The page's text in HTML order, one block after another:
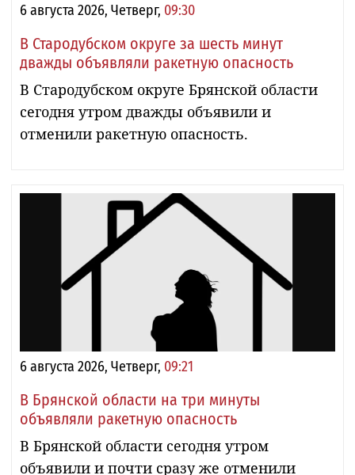
6 августа 2026, Четверг, 09:30
В Стародубском округе за шесть минут
дважды объявляли ракетную опасность
В Стародубском округе Брянской области
сегодня утром дважды объявили и
отменили ракетную опасность.
6 августа 2026, Четверг, 09:21
В Брянской области на три минуты
объявляли ракетную опасность
В Брянской области сегодня утром
объявили и почти сразу же отменили